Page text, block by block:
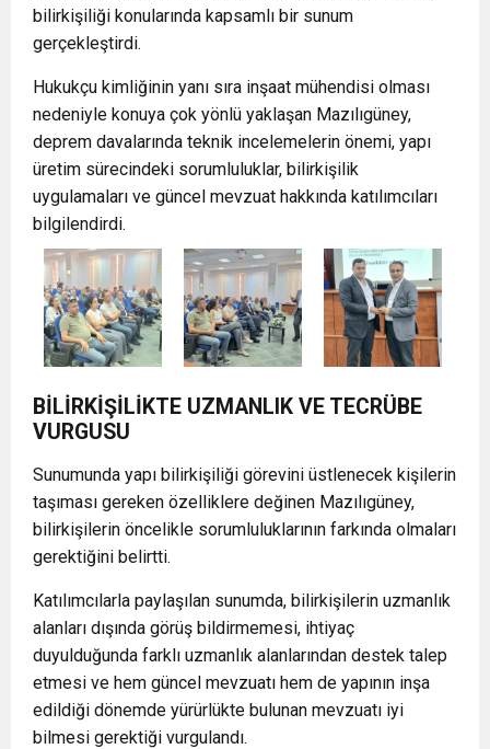
bilirkişiliği konularında kapsamlı bir sunum
gerçekleştirdi.
Hukukçu kimliğinin yanı sıra inşaat mühendisi olması
nedeniyle konuya çok yönlü yaklaşan Mazılıgüney,
deprem davalarında teknik incelemelerin önemi, yapı
üretim sürecindeki sorumluluklar, bilirkişilik
uygulamaları ve güncel mevzuat hakkında katılımcıları
bilgilendirdi.
BİLİRKİŞİLİKTE UZMANLIK VE TECRÜBE
VURGUSU
Sunumunda yapı bilirkişiliği görevini üstlenecek kişilerin
taşıması gereken özelliklere değinen Mazılıgüney,
bilirkişilerin öncelikle sorumluluklarının farkında olmaları
gerektiğini belirtti.
Katılımcılarla paylaşılan sunumda, bilirkişilerin uzmanlık
alanları dışında görüş bildirmemesi, ihtiyaç
duyulduğunda farklı uzmanlık alanlarından destek talep
etmesi ve hem güncel mevzuatı hem de yapının inşa
edildiği dönemde yürürlükte bulunan mevzuatı iyi
bilmesi gerektiği vurgulandı.